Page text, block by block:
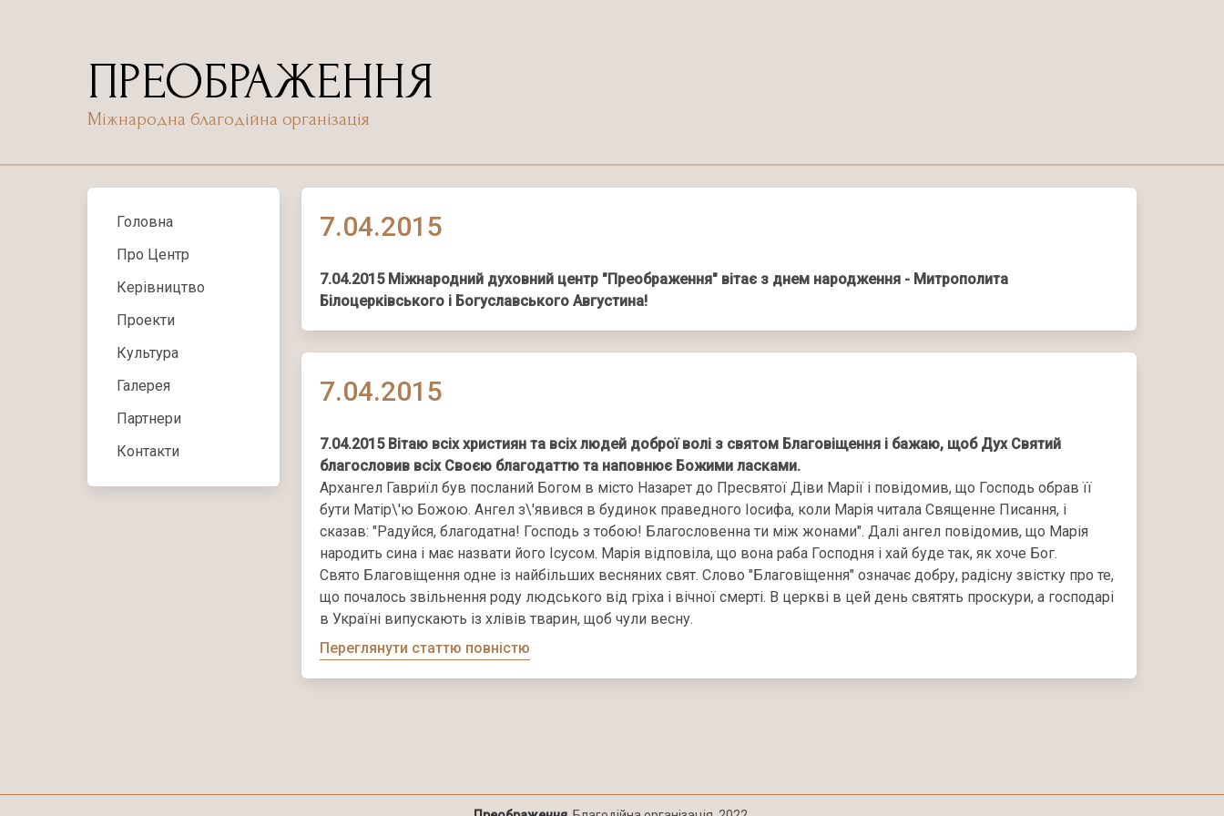
ПРЕОБРАЖЕННЯ
Міжнародна благодійна організація
Головна
Про Центр
Керівництво
Проекти
Культура
Галерея
Партнери
Контакти
7.04.2015
7.04.2015 Міжнародний духовний центр "Преображення" вітає з днем народження - Митрополита
Білоцерківського і Богуславського Августина!
7.04.2015
7.04.2015 Вітаю всіх християн та всіх людей доброї волі з святом Благовіщення і бажаю, щоб Дух Святий
благословив всіх Своєю благодаттю та наповнює Божими ласками.
Архангел Гавриїл був посланий Богом в місто Назарет до Пресвятої Діви Марії і повідомив, що Господь обрав її
бути Матір\'ю Божою. Ангел з\'явився в будинок праведного Іосифа, коли Марія читала Священне Писання, і
сказав: "Радуйся, благодатна! Господь з тобою! Благословенна ти між жонами". Далі ангел повідомив, що Марія
народить сина і має назвати його Ісусом. Марія відповіла, що вона раба Господня і хай буде так, як хоче Бог.
Свято Благовіщення одне із найбільших весняних свят. Слово "Благовіщення" означає добру, радісну звістку про те,
що почалось звільнення роду людського від гріха і вічної смерті. В церкві в цей день святять проскури, а господарі
в Україні випускають із хлівів тварин, щоб чули весну.
Переглянути статтю повністю